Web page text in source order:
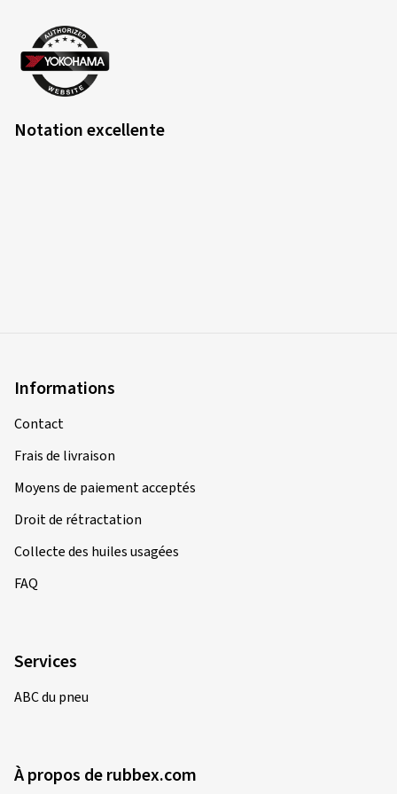
Notation excellente
Informations
Contact
Frais de livraison
Moyens de paiement acceptés
Droit de rétractation
Collecte des huiles usagées
FAQ
Services
ABC du pneu
À propos de rubbex.com